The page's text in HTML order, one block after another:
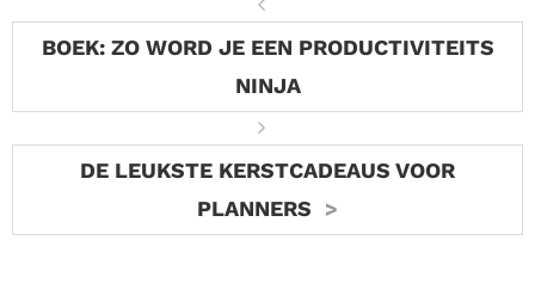
BOEK: ZO WORD JE EEN PRODUCTIVITEITS
NINJA
DE LEUKSTE KERSTCADEAUS VOOR
PLANNERS